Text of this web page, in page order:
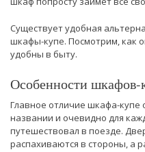
Существует удобная
шкафы-купе. Посмотрим, как
удобны в быту.
Особенности шкафов-
Главное отличие шкафа-купе
названии и очевидно для
путешествовал в поезде.
распахиваются в стороны, а